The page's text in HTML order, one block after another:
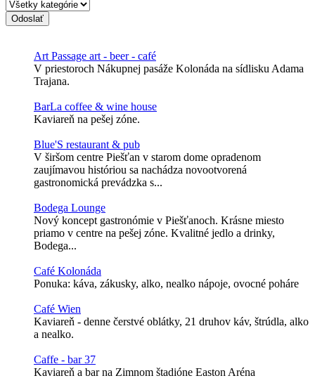
Odoslať
Art Passage art - beer - café
V priestoroch Nákupnej pasáže Kolonáda na sídlisku Adama
Trajana.
BarLa coffee & wine house
Kaviareň na pešej zóne.
Blue'S restaurant & pub
V širšom centre Piešťan v starom dome opradenom
zaujímavou históriou sa nachádza novootvorená
gastronomická prevádzka s...
Bodega Lounge
Nový koncept gastronómie v Piešťanoch. Krásne miesto
priamo v centre na pešej zóne. Kvalitné jedlo a drinky,
Bodega...
Café Kolonáda
Ponuka: káva, zákusky, alko, nealko nápoje, ovocné poháre
Café Wien
Kaviareň - denne čerstvé oblátky, 21 druhov káv, štrúdla, alko
a nealko.
Caffe - bar 37
Kaviareň a bar na Zimnom štadióne Easton Aréna